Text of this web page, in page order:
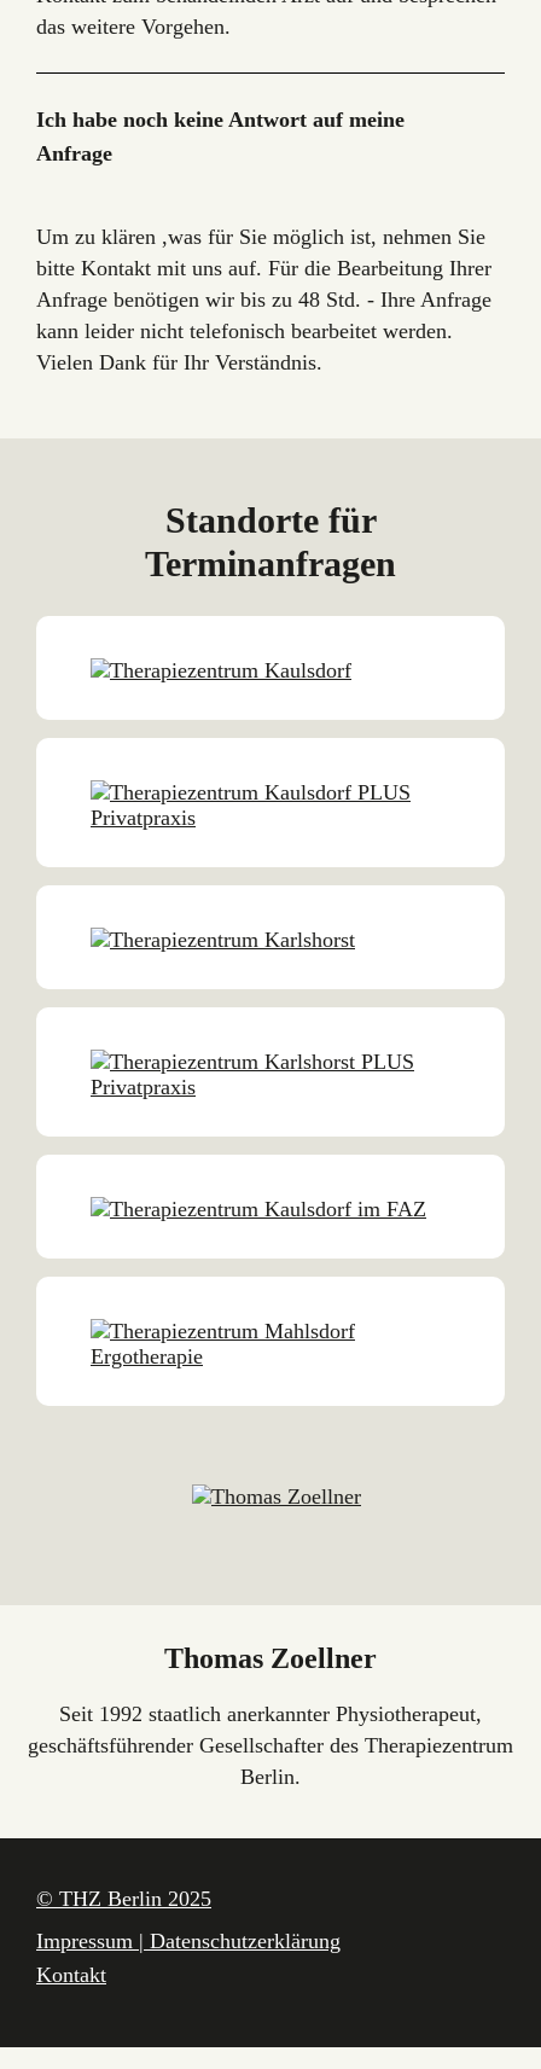
das weitere Vorgehen.
Ich habe noch keine Antwort auf meine
Anfrage
Um zu klären ,was für Sie möglich ist, nehmen Sie
bitte Kontakt mit uns auf. Für die Bearbeitung Ihrer
Anfrage benötigen wir bis zu 48 Std. - Ihre Anfrage
kann leider nicht telefonisch bearbeitet werden.
Vielen Dank für Ihr Verständnis.
Standorte für
Terminanfragen
Thomas Zoellner
Seit 1992 staatlich anerkannter Physiotherapeut,
geschäftsführender Gesellschafter des Therapiezentrum
Berlin.
© THZ Berlin 2025
überspringen
Impressum | Datenschutzerklärung
Kontakt